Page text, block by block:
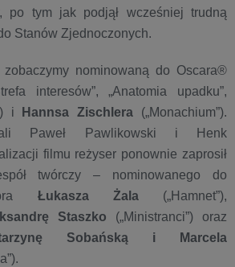
po tym jak podjął wcześniej trudną
Stanów Zjednoczonych.
zobaczymy nominowaną do Oscara®
interesów”, „Anatomia upadku”,
i
Hannsa Zischlera („Monachium”).
Paweł Pawlikowski i Henk
filmu reżyser ponownie zaprosił
twórczy – nominowanego do
Łukasza Żala(„Hamnet”),
Staszko („Ministranci”) oraz
Sobańską i Marcela